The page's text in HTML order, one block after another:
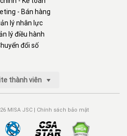
- Bán hàng
lý nhân lực
lý điều hành
đổi số
thành viên
MISA JSC | Chính sách bảo mật